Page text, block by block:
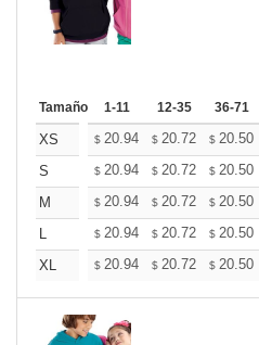
Tamaño 1-11 12-35 36-71
XS $ 20.94 $ 20.72 $ 20.50
S
$ 20.94 $ 20.72 $ 20.50
M
$ 20.94 $ 20.72 $ 20.50
L
$ 20.94 $ 20.72 $ 20.50
XL
$ 20.94 $ 20.72 $ 20.50